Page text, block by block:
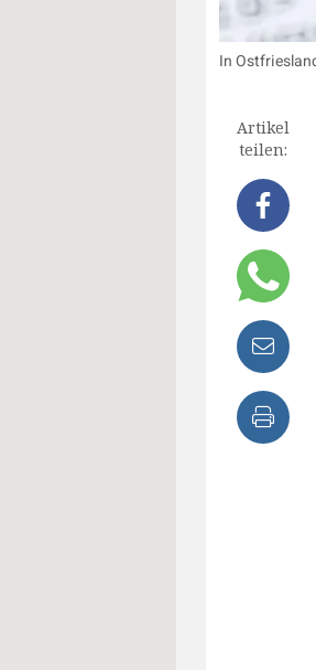
In
Artikel
teilen: